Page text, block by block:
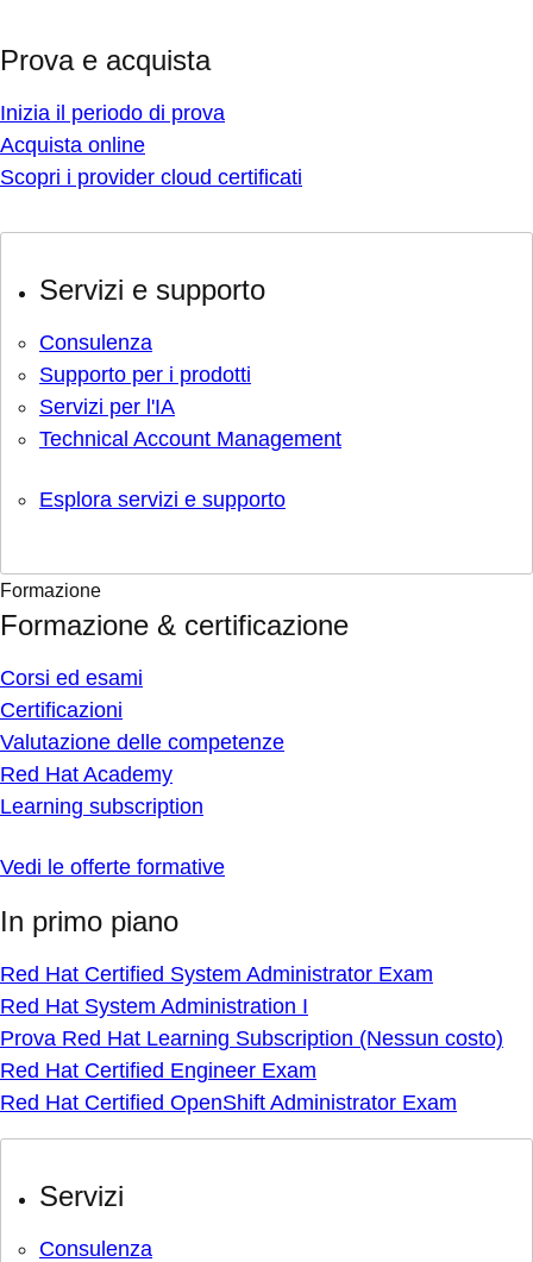
Prova e acquista
Inizia il periodo di prova
Acquista online
Scopri i provider cloud certificati
Servizi e supporto
Consulenza
Supporto per i prodotti
Servizi per l'IA
Technical Account Management
Esplora servizi e supporto
Formazione
Formazione & certificazione
Corsi ed esami
Certificazioni
Valutazione delle competenze
Red Hat Academy
Learning subscription
Vedi le offerte formative
In primo piano
Red Hat Certified System Administrator Exam
Red Hat System Administration I
Prova Red Hat Learning Subscription (Nessun costo)
Red Hat Certified Engineer Exam
Red Hat Certified OpenShift Administrator Exam
Servizi
Consulenza